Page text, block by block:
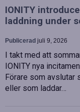
IONITY
laddning under
Publicerad juli 9, 2026
I takt med att
IONITY nya
Förare som avslutar
eller som laddar…